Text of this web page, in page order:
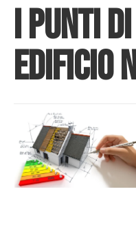
I punti
edificio